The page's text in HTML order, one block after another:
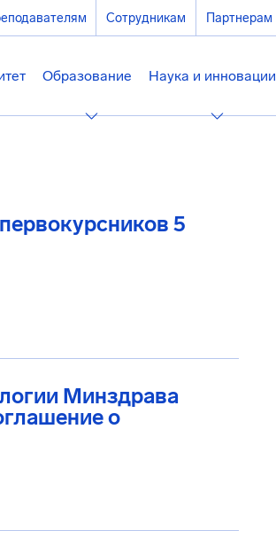
Сотрудникам Партнерам
Образование Наука и инновации
5
Минздрава
о